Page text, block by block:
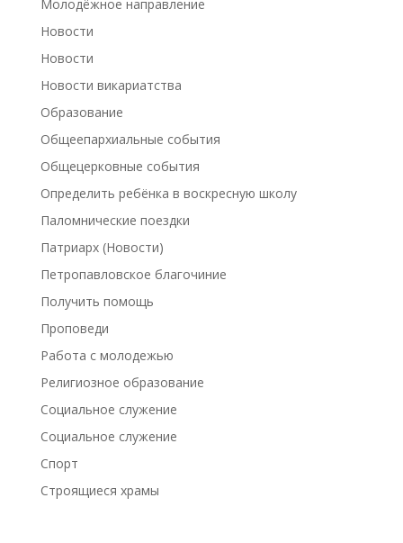
Молодёжное направление
Новости
Новости
Новости викариатства
Образование
Общеепархиальные события
Общецерковные события
Определить ребёнка в воскресную школу
Паломнические поездки
Патриарх (Новости)
Петропавловское благочиние
Получить помощь
Проповеди
Работа с молодежью
Религиозное образование
Социальное служение
Социальное служение
Спорт
Строящиеся храмы